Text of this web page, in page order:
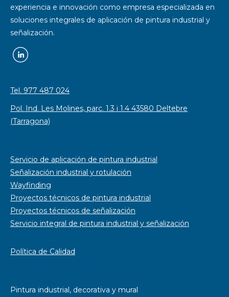
experiencia e innovación como empresa especializada en
soluciones integrales de aplicación de pintura industrial y
señalización.
Tel. 977 487 024
Pol. Ind. Les Molines, parc. 1.3 i 1.4 43580 Deltebre
(Tarragona)
Servicio de aplicación de pintura industrial
Señalización industrial y rotulación
Wayfinding
Proyectos técnicos de pintura industrial
Proyectos técnicos de señalización
Servicio integral de pintura industrial y señalización
Política de Calidad
Pintura industrial, decorativa y mural